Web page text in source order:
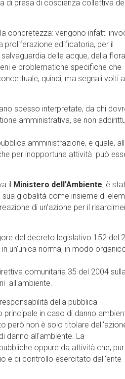
di presa di coscienza collettiva
concretezza: vengono infatti
proliferazione edificatoria, per il
delle acque, della
e problematiche specifiche che
quindi, ma segnali volti
spesso interpretate, da chi
amministrativa, se non
amministrazione, e quale,
per inopportuna attività può
il Ministero dell'Ambiente, è
globalità come insieme di
di un'azione per il
del decreto legislativo 152 del
un'unica norma, in modo
comunitaria 35 del 2004
all'ambiente.
della pubblica
in caso di danno
però non è solo titolare
danno all'ambiente. La
oppure da attività che, pur
e di controllo esercitato dall'ente